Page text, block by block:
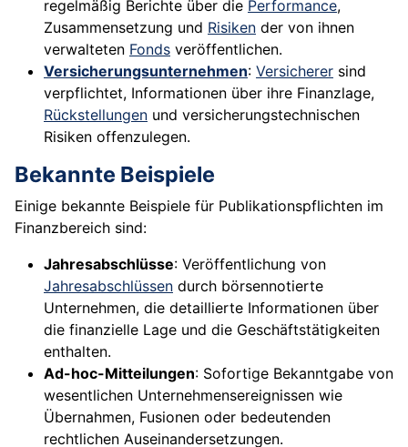
regelmäßig Berichte über die Performance,
Zusammensetzung und Risiken der von ihnen
verwalteten Fonds veröffentlichen.
Versicherungsunternehmen: Versicherer sind
verpflichtet, Informationen über ihre Finanzlage,
Rückstellungen und versicherungstechnischen
Risiken offenzulegen.
Bekannte Beispiele
Einige bekannte Beispiele für Publikationspflichten im
Finanzbereich sind:
Jahresabschlüsse: Veröffentlichung von
Jahresabschlüssen durch börsennotierte
Unternehmen, die detaillierte Informationen über
die finanzielle Lage und die Geschäftstätigkeiten
enthalten.
Ad-hoc-Mitteilungen: Sofortige Bekanntgabe von
wesentlichen Unternehmensereignissen wie
Übernahmen, Fusionen oder bedeutenden
rechtlichen Auseinandersetzungen.